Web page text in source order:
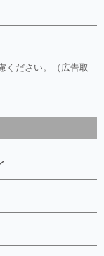
ください。（広告取